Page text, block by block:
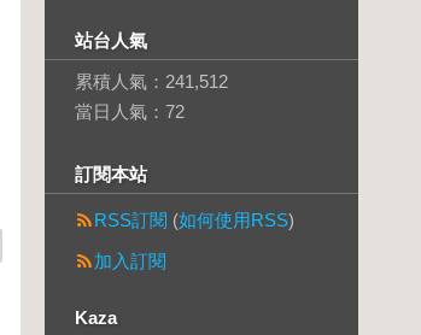
站台人氣
累積人氣： 241,512
當日人氣： 72
訂閱本站
RSS訂閱 (如何使用RSS)
加入訂閱
Kaza